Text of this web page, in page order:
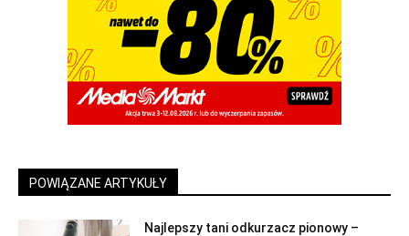
POWIĄZANE ARTYKUŁY
Najlepszy tani odkurzacz pionowy –